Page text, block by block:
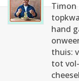
Timon
hand
thuis:
tot